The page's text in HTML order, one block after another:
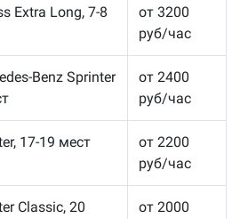
Extra Long, 7-8
от 3200
руб/час
Benz Sprinter
от 2400
руб/час
17-19 мест
от 2200
руб/час
Classic, 20
от 2000